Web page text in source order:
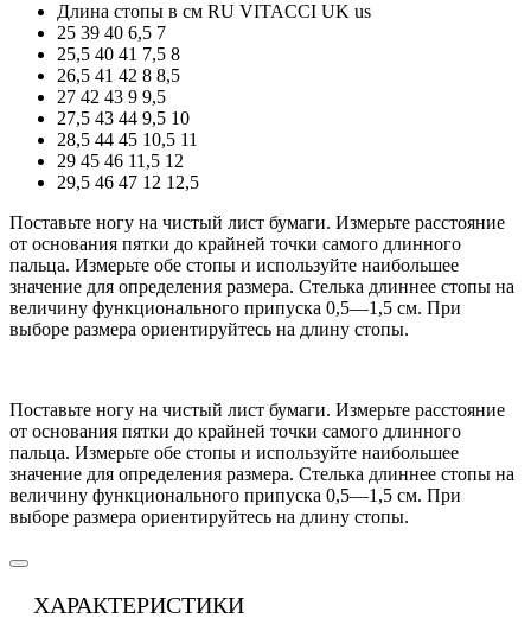
Длина стопы в см RU VITACCI UK us
25 39 40 6,5 7
25,5 40 41 7,5 8
26,5 41 42 8 8,5
27 42 43 9 9,5
27,5 43 44 9,5 10
28,5 44 45 10,5 11
29 45 46 11,5 12
29,5 46 47 12 12,5
Поставьте ногу на чистый лист бумаги. Измерьте расстояние
от основания пятки до крайней точки самого длинного
пальца. Измерьте обе стопы и используйте наибольшее
значение для определения размера. Стелька длиннее стопы на
величину функционального припуска 0,5—1,5 см. При
выборе размера ориентируйтесь на длину стопы.
Поставьте ногу на чистый лист бумаги. Измерьте расстояние
от основания пятки до крайней точки самого длинного
пальца. Измерьте обе стопы и используйте наибольшее
значение для определения размера. Стелька длиннее стопы на
величину функционального припуска 0,5—1,5 см. При
выборе размера ориентируйтесь на длину стопы.
ХАРАКТЕРИСТИКИ